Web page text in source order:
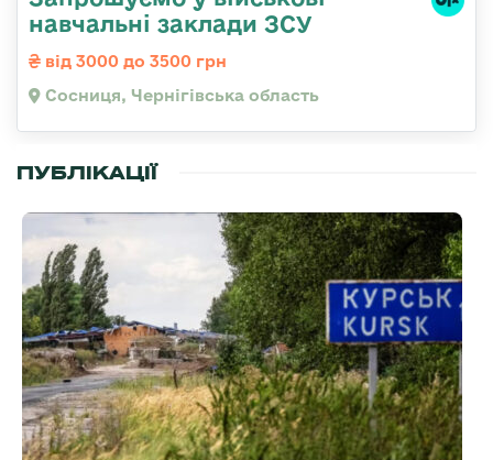
навчальні заклади ЗСУ
від 3000 до 3500 грн
Сосниця, Чернігівська область
ПУБЛІКАЦІЇ